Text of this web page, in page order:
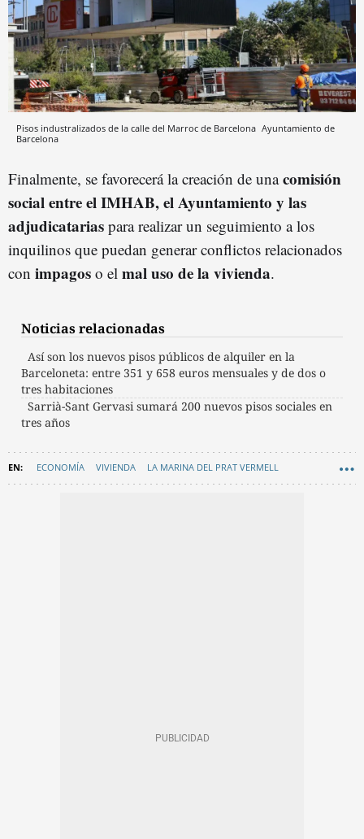
Pisos industralizados de la calle del Marroc de Barcelona Ayuntamiento de
Barcelona
Finalmente, se favorecerá la creación de unacomisión
social entre el IMHAB, el Ayuntamiento y las
adjudicatarias para realizar un seguimiento a los
inquilinos que puedan generar conflictos relacionados
con impagos o el mal uso de la vivienda.
Noticias relacionadas
Así son los nuevos pisos públicos de alquiler en la
Barceloneta: entre 351 y 658 euros mensuales y de dos o
tres habitaciones
Sarrià-Sant Gervasi sumará 200 nuevos pisos sociales en
tres años
ECONOMÍA VIVIENDA LA MARINA DEL PRAT VERMELL